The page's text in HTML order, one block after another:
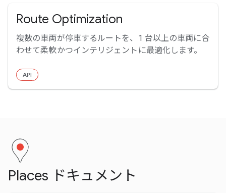
Route Optimization
複数の車両が停車するルートを、1 台以上の車両に合
わせて柔軟かつインテリジェントに最適化します。
API
Places ドキュメント